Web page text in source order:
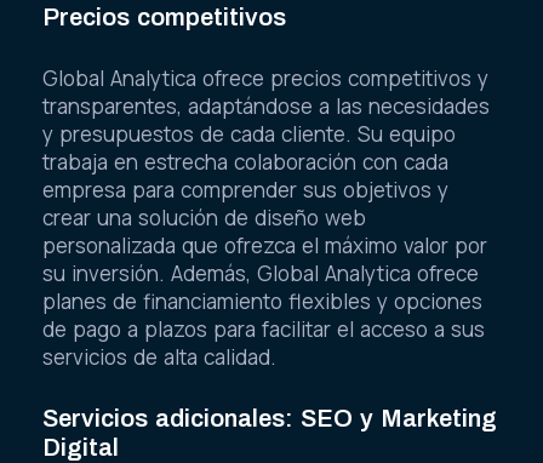
Precios competitivos
Global Analytica ofrece precios competitivos y
transparentes, adaptándose a las necesidades
y presupuestos de cada cliente. Su equipo
trabaja en estrecha colaboración con cada
empresa para comprender sus objetivos y
crear una solución de diseño web
personalizada que ofrezca el máximo valor por
su inversión. Además, Global Analytica ofrece
planes de financiamiento flexibles y opciones
de pago a plazos para facilitar el acceso a sus
servicios de alta calidad.
Servicios adicionales: SEO y Marketing
Digital